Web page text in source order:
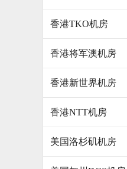
香港TKO机房
香港将军澳机房
香港新世界机房
香港NTT机房
美国洛杉矶机房